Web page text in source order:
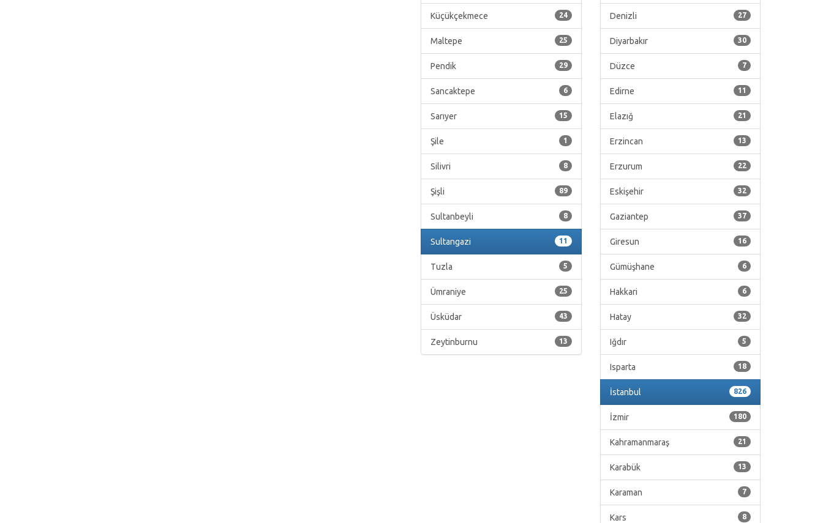
24
Küçükçekmece
25
Maltepe
29
Pendik
6
Sancaktepe
15
Sarıyer
1
Şile
8
Silivri
89
Şişli
8
Sultanbeyli
11
Sultangazi
5
Tuzla
25
Ümraniye
43
Üsküdar
13
Zeytinburnu
27
Denizli
30
Diyarbakır
7
Düzce
11
Edirne
21
Elazığ
13
Erzincan
22
Erzurum
32
Eskişehir
37
Gaziantep
16
Giresun
6
Gümüşhane
6
Hakkari
32
Hatay
5
Iğdır
18
Isparta
826
İstanbul
180
İzmir
21
Kahramanmaraş
13
Karabük
7
Karaman
8
Kars